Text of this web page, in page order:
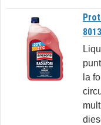
la